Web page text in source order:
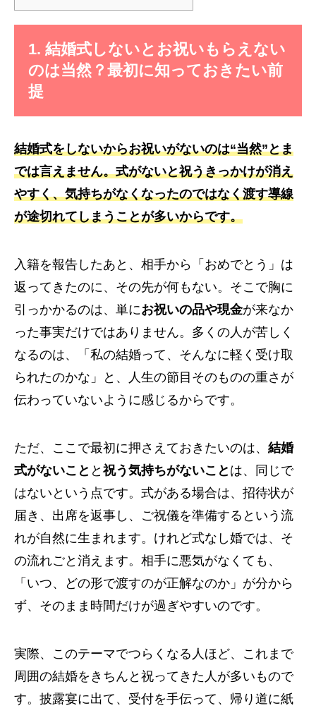
1. 結婚式しないとお祝いもらえない
のは当然？最初に知っておきたい前
提
結婚式をしないからお祝いがないのは“当然”とま
では言えません。式がないと祝うきっかけが消え
やすく、気持ちがなくなったのではなく渡す導線
が途切れてしまうことが多いからです。
入籍を報告したあと、相手から「おめでとう」は
返ってきたのに、その先が何もない。そこで胸に
引っかかるのは、単にお祝いの品や現金が来なか
った事実だけではありません。多くの人が苦しく
なるのは、「私の結婚って、そんなに軽く受け取
られたのかな」と、人生の節目そのものの重さが
伝わっていないように感じるからです。
ただ、ここで最初に押さえておきたいのは、 結婚
式がないこと と 祝う気持ちがないこと は、同じで
はないという点です。式がある場合は、招待状が
届き、出席を返事し、ご祝儀を準備するという流
れが自然に生まれます。けれど式なし婚では、そ
の流れごと消えます。相手に悪気がなくても、
「いつ、どの形で渡すのが正解なのか」が分から
ず、そのまま時間だけが過ぎやすいのです。
実際、このテーマでつらくなる人ほど、これまで
周囲の結婚をきちんと祝ってきた人が多いもので
す。披露宴に出て、受付を手伝って、帰り道に紙